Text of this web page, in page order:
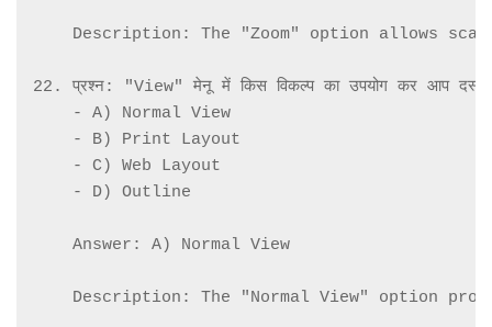
Description: The "Zoom" option allows
22. प्रश्न: "View" मेनू में किस विकल्प का उपयोग कर आप
    - A) Normal View
    - B) Print Layout
    - C) Web Layout
    - D) Outline
    Answer: A) Normal View
Description: The "Normal View" option